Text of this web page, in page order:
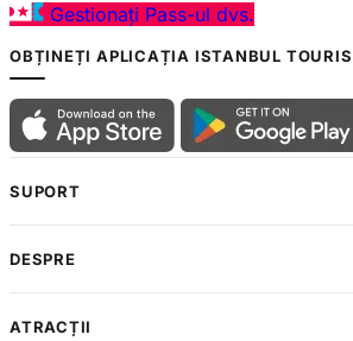
Gestionați Pass-ul dvs.
OBȚINEȚI APLICAȚIA ISTANBUL
SUPORT
DESPRE
ATRACȚII